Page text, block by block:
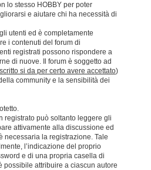
lo stesso HOBBY per poter
e aiutare chi ha necessità di
utenti ed è completamente
i contenuti del forum di
registrati possono rispondere a
di nuove. Il forum è soggetto ad
si da per certo avere accettato)
community e la sensibilità dei
registrato può soltanto leggere gli
attivamente alla discussione ed
necessaria la registrazione. Tale
l’indicazione del proprio
e di una propria casella di
possibile attribuire a ciascun autore